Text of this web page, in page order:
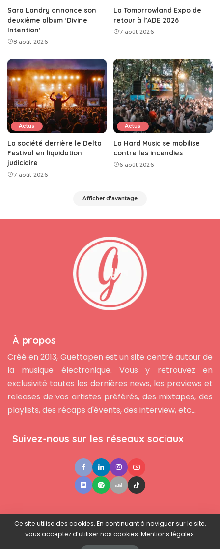
Sara Landry annonce son
deuxième album ‘Divine
Intention’
8 août 2026
La Tomorrowland Expo de
retour à l’ADE 2026
7 août 2026
Actus
La société derrière le Delta
Festival en liquidation
judiciaire
7 août 2026
Actus
La Hard Music se mobilise
contre les incendies
6 août 2026
Afficher d'avantage
À propos
Créé en 2013, Guettapen est un site centré autour de
la musique électronique. Vous y retrouvez en
exclusivité toutes les dernières news, les previews et
releases de vos artistes préférés, des mixtapes, des
playlists, des récaps d'évents, des interview, etc...
Suivez-nous sur les réseaux sociaux
Contact ●Newsletter ● L'équipe ● Mentions légales
Ce site utilise des cookies. En continuant à naviguer sur le site,
vous acceptez d’utiliser nos cookies. Mentions légales.